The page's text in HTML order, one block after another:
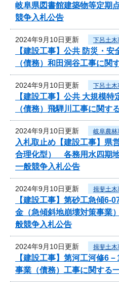
岐阜県図書館建築物等定期
競争入札公告
2024年9月10日更新 下呂土木
【建設工事】公共 防災・安
（債務）和田洞谷工事に関
2024年9月10日更新 下呂土木
【建設工事】公共 大規模
（債務）飛騨川工事に関す
2024年9月10日更新 岐阜農林
入札取止め【建設工事】県
合理化型） 各務用水四期
一般競争入札公告
2024年9月10日更新 揖斐土木
【建設工事】第砂工急傾6-
金（急傾斜地崩壊対策事業
般競争入札公告
2024年9月10日更新 揖斐土木
【建設工事】第河工河修
事業（債務）工事に関する